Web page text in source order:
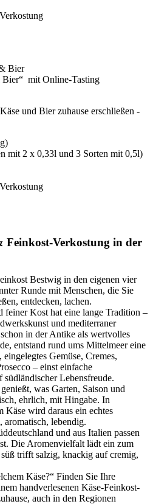
Bier“ mit Online-Tasting
und Bier zuhause erschließen -
mit 2 x 0,33l und 3 Sorten mit 0,5l)
Feinkost-Verkostung in der
Bestwig in den eigenen vier
Runde mit Menschen, die Sie
entdecken, lachen.
feiner Kost hat eine lange Tradition –
und mediterraner
in der Antike als wertvolles
entstand rund ums Mittelmeer eine
Gemüse, Cremes,
– einst einfache
Lebensfreude.
was Garten, Saison und
ehrlich, mit Hingabe. In
wird daraus ein echtes
aromatisch, lebendig.
und aus Italien passen
Die Aromenvielfalt lädt ein zum
trifft salzig, knackig auf cremig,
Käse?“ Finden Sie Ihre
handverlesenen Käse-Feinkost-
auch in den Regionen